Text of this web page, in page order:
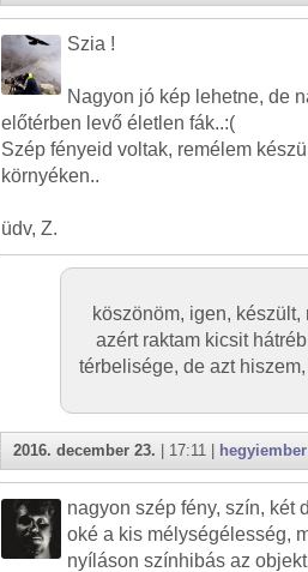
Szia !
Nagyon jó kép lehetne, de
előtérben levő életlen fák..:(
Szép fényeid voltak, remélem
környéken..
üdv, Z.
köszönöm, igen,
azért raktam kicsit
térbelisége, de azt
2016. december 23. | 17:11 | hegyiember
nagyon szép fény, szín, két
oké a kis mélységélesség,
nyíláson színhibás az